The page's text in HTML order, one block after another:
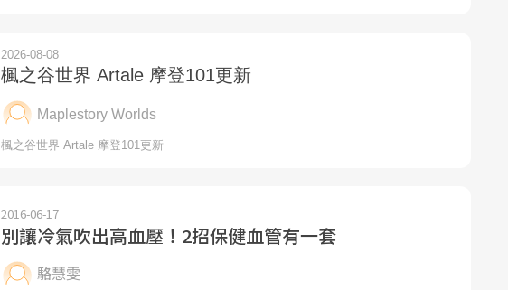
2016-06-17
別讓冷氣吹出高血壓！2招保健血管有一套
駱慧雯